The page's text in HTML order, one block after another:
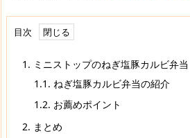
目次
1. ミニストップのねぎ塩豚カルビ弁当
1.1. ねぎ塩豚カルビ弁当の紹介
1.2. お薦めポイント
2. まとめ